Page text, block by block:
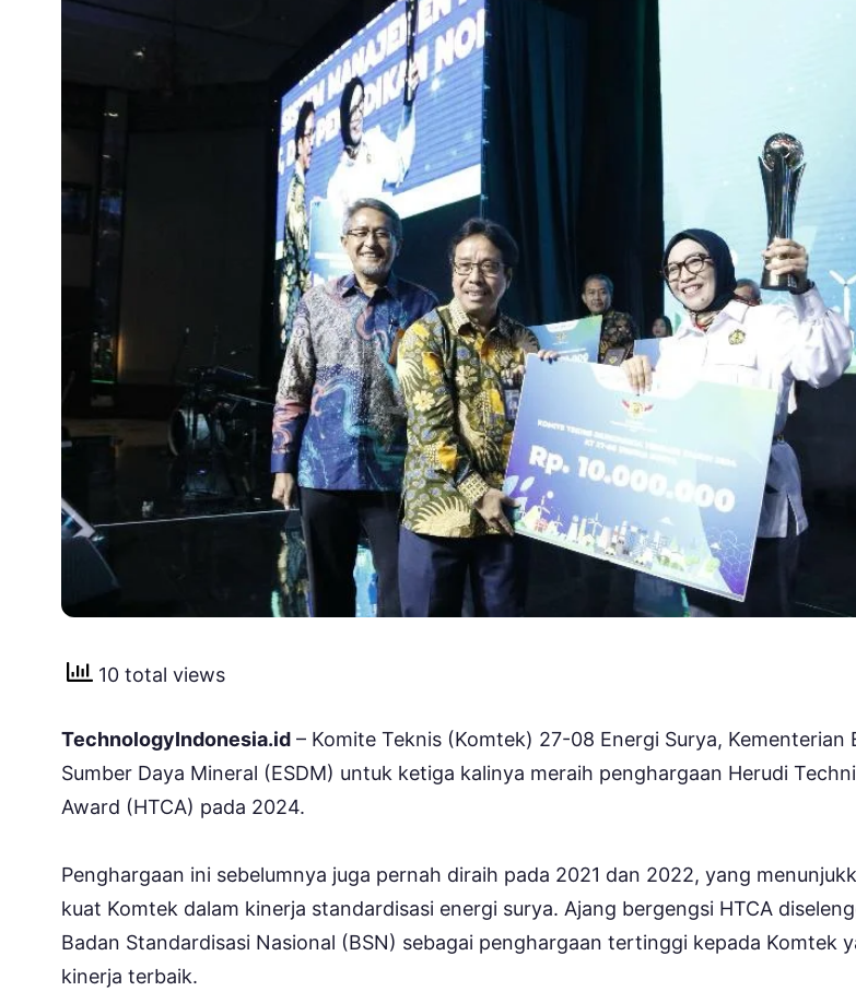
10 total views
TechnologyIndonesia.id – Komite Teknis (Komtek) 27-08 Energi Surya, Kementerian
Sumber Daya Mineral (ESDM) untuk ketiga kalinya meraih penghargaan Herudi
Award (HTCA) pada 2024.
Penghargaan ini sebelumnya juga pernah diraih pada 2021 dan 2022, yang
kuat Komtek dalam kinerja standardisasi energi surya. Ajang bergengsi HTCA
Badan Standardisasi Nasional (BSN) sebagai penghargaan tertinggi kepada Komtek
kinerja terbaik.